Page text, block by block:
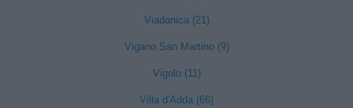
Viadanica (21)
Vigano San Martino (9)
Vigolo (11)
Villa d'Adda (66)